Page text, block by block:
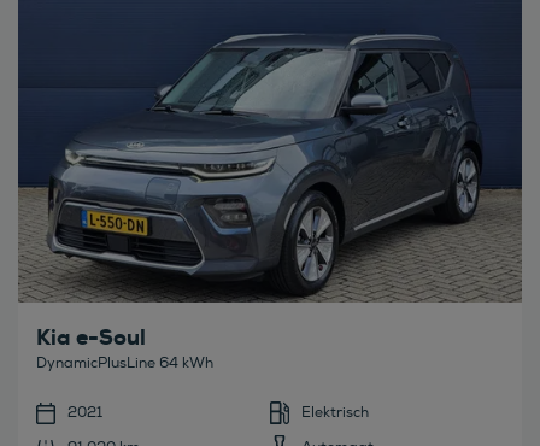
Kia e-Soul
DynamicPlusLine 64 kWh
2021
Elektrisch